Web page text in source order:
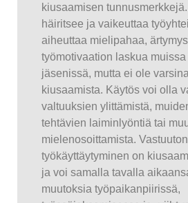
kiusaamisen
häiritsee ja vaikeuttaa
aiheuttaa mielipahaa,
työmotivaation laskua
jäsenissä, mutta ei ole
kiusaamista. Käytös voi olla
valtuuksien ylittämistä,
tehtävien laiminlyöntiä tai
mielenosoittamista. Vastuuton
työkäyttäytyminen on
ja voi samalla tavalla
muutoksia työpaikanpiirissä,